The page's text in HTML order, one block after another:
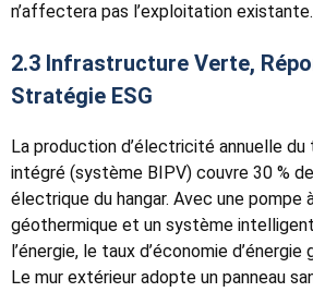
n’affectera pas l’exploitation existante.
2.3 Infrastructure Verte,
Stratégie ESG
La production d’électricité annuelle
intégré (système BIPV) couvre 30 %
électrique du hangar. Avec une pompe
géothermique et un système
l’énergie, le taux d’économie
Le mur extérieur adopte un panneau